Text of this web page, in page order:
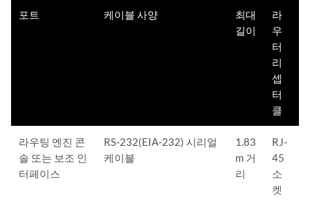
포트 케이블 사양
최대
길이
라
우
터
리
셉
터
클
라우팅 엔진 콘
솔 또는 보조 인
터페이스
RS-232(EIA-232) 시리얼
케이블
1.83
m 거
리
RJ-
45
소
켓